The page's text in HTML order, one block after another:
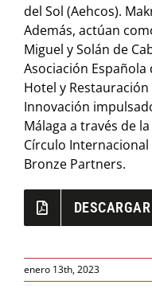
del Sol (Aehcos).
Además, actúan
Miguel y Solán de
Asociación
Hotel y
Innovación
Málaga a través de
Círculo
Bronze Partners.
enero 13th, 2023